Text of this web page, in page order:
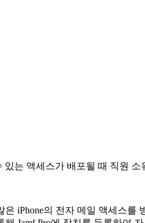
는 액세스가 배포될 때 직원
iPhone의 전자 메일 액세스를